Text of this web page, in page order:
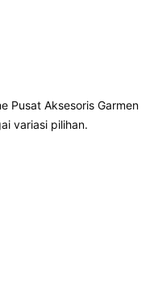
Pusat Aksesoris Garmen
variasi pilihan.